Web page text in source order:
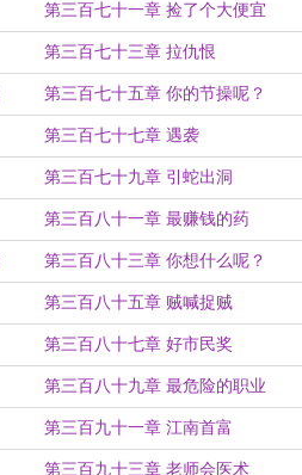
第三百七十一章 捡了个大便宜
第三百七十三章 拉仇恨
第三百七十五章 你的节操呢？
第三百七十七章 遇袭
第三百七十九章 引蛇出洞
第三百八十一章 最赚钱的药
第三百八十三章 你想什么呢？
第三百八十五章 贼喊捉贼
第三百八十七章 好市民奖
第三百八十九章 最危险的职业
第三百九十一章 江南首富
第三百九十三章 老师会医术